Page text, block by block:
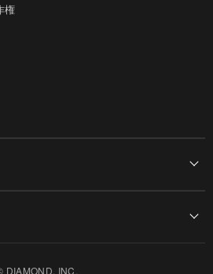
権
DIAMOND, INC.